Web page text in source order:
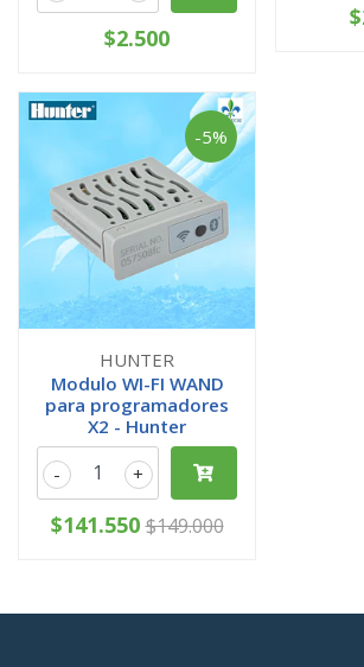
$2.500
-5%
HUNTER
Modulo WI-FI WAND
para programadores
X2 - Hunter
+
-
$141.550 $149.000